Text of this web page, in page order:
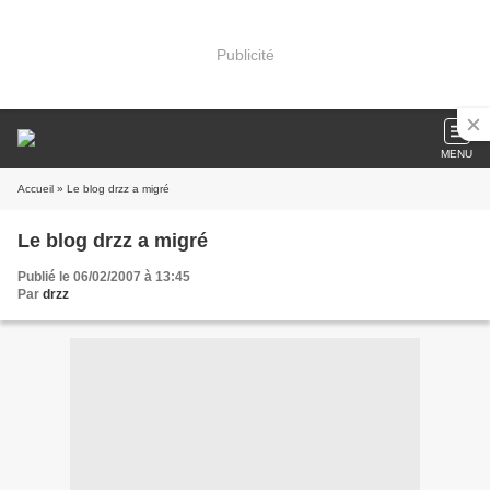
Publicité
MENU
Accueil » Le blog drzz a migré
Le blog drzz a migré
Publié le 06/02/2007 à 13:45
Par drzz